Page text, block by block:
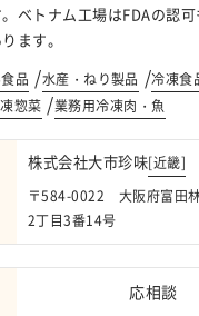
ベトナム工場はFDAの認
ます。
品 /水産・ねり製品 /冷凍食
惣菜 /業務用冷凍肉・魚
株式会社大市珍味[近畿]
〒584-0022 大阪府富田
2丁目3番14号
応相談